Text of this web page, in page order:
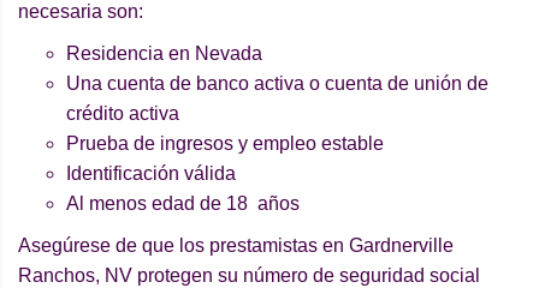
necesaria son:
Residencia en Nevada
Una cuenta de banco activa o cuenta de unión de
crédito activa
Prueba de ingresos y empleo estable
Identificación válida
Al menos edad de 18 años
Asegúrese de que los prestamistas en Gardnerville
Ranchos, NV protegen su número de seguridad social